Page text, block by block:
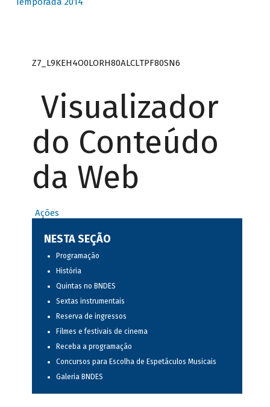
Z7_L9KEH4O0LORH80ALCLTPF80SN6
Visualizador
do Conteúdo
da Web
Ações
NESTA SEÇÃO
Programação
História
Quintas no BNDES
Sextas instrumentais
Reserva de ingressos
Filmes e festivais de cinema
Receba a programação
Concursos para Escolha de Espetáculos Musicais
Galeria BNDES